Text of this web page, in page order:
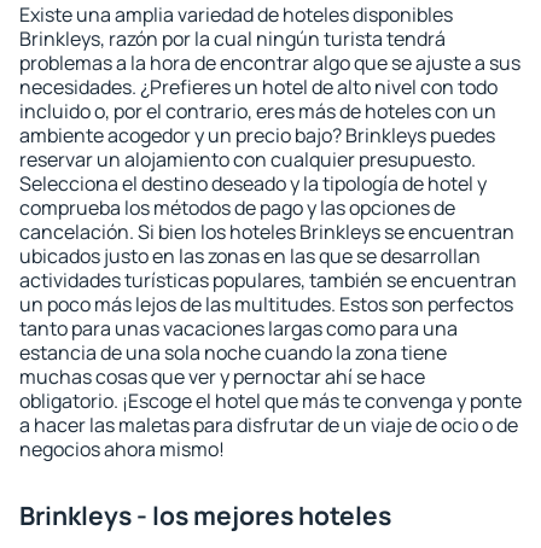
Existe una amplia variedad de hoteles disponibles
Brinkleys, razón por la cual ningún turista tendrá
problemas a la hora de encontrar algo que se ajuste a sus
necesidades. ¿Prefieres un hotel de alto nivel con todo
incluido o, por el contrario, eres más de hoteles con un
ambiente acogedor y un precio bajo? Brinkleys puedes
reservar un alojamiento con cualquier presupuesto.
Selecciona el destino deseado y la tipología de hotel y
comprueba los métodos de pago y las opciones de
cancelación. Si bien los hoteles Brinkleys se encuentran
ubicados justo en las zonas en las que se desarrollan
actividades turísticas populares, también se encuentran
un poco más lejos de las multitudes. Estos son perfectos
tanto para unas vacaciones largas como para una
estancia de una sola noche cuando la zona tiene
muchas cosas que ver y pernoctar ahí se hace
obligatorio. ¡Escoge el hotel que más te convenga y ponte
a hacer las maletas para disfrutar de un viaje de ocio o de
negocios ahora mismo!
Brinkleys - los mejores hoteles